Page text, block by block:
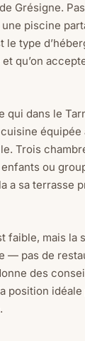
Grésigne.
piscine
type
qu’on
qui dans le
équipée
Trois
ou
a sa terrasse
faible, mais la
— pas de
des
position